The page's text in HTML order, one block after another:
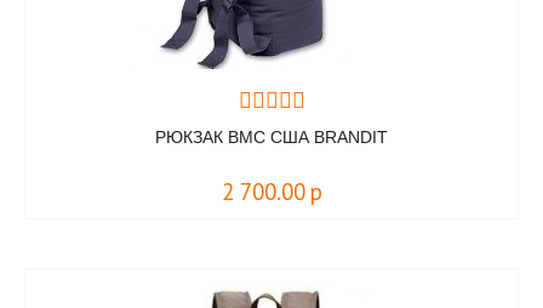
РЮКЗАК ВМС США BRANDIT
2 700.00 р